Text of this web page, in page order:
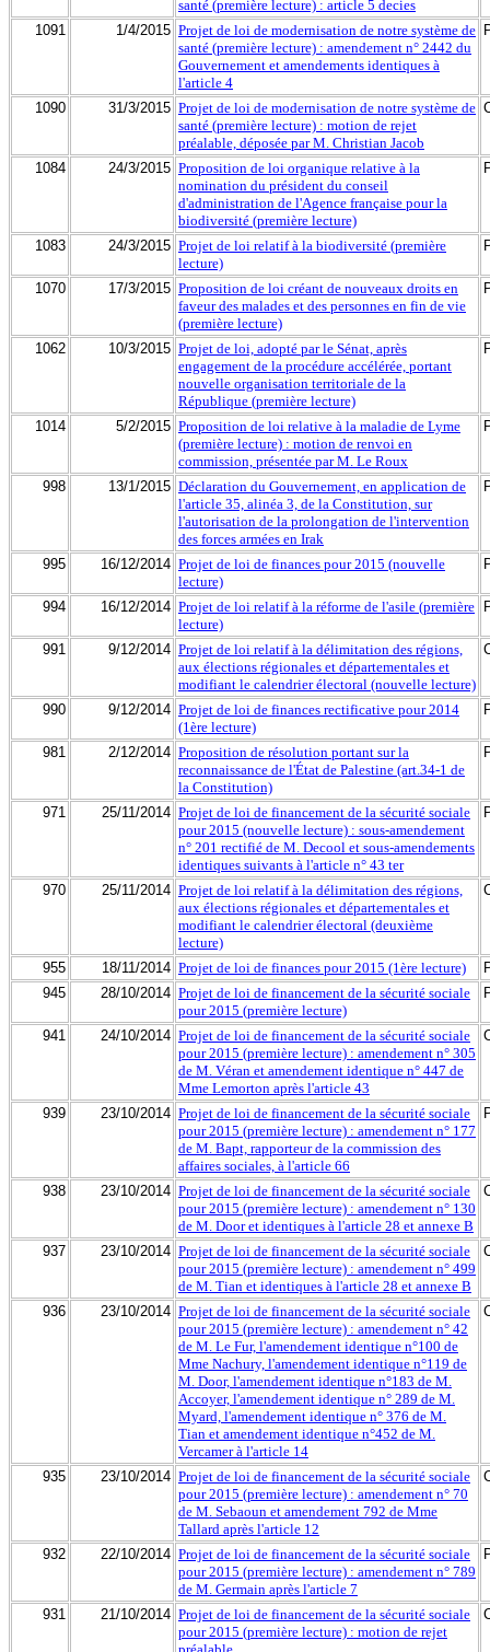
santé (première lecture) : article 5 decies
1091 1/4/2015 Projet de loi de modernisation de notre système de
santé (première lecture) : amendement n° 2442 du
Gouvernement et amendements identiques à
l'article 4
1090 31/3/2015 Projet de loi de modernisation de notre système de
santé (première lecture) : motion de rejet
préalable, déposée par M. Christian Jacob
1084 24/3/2015 Proposition de loi organique relative à la
nomination du président du conseil
d'administration de l'Agence française pour la
biodiversité (première lecture)
1083 24/3/2015 Projet de loi relatif à la biodiversité (première
lecture)
1070 17/3/2015 Proposition de loi créant de nouveaux droits en
faveur des malades et des personnes en fin de vie
(première lecture)
1062 10/3/2015 Projet de loi, adopté par le Sénat, après
engagement de la procédure accélérée, portant
nouvelle organisation territoriale de la
République (première lecture)
1014 5/2/2015 Proposition de loi relative à la maladie de Lyme
(première lecture) : motion de renvoi en
commission, présentée par M. Le Roux
998 13/1/2015 Déclaration du Gouvernement, en application de
l'article 35, alinéa 3, de la Constitution, sur
l'autorisation de la prolongation de l'intervention
des forces armées en Irak
995 16/12/2014 Projet de loi de finances pour 2015 (nouvelle
lecture)
994 16/12/2014 Projet de loi relatif à la réforme de l'asile (première
lecture)
991 9/12/2014 Projet de loi relatif à la délimitation des régions,
aux élections régionales et départementales et
modifiant le calendrier électoral (nouvelle lecture)
990 9/12/2014 Projet de loi de finances rectificative pour 2014
(1ère lecture)
981 2/12/2014 Proposition de résolution portant sur la
reconnaissance de l'État de Palestine (art.34-1 de
la Constitution)
971 25/11/2014 Projet de loi de financement de la sécurité sociale
pour 2015 (nouvelle lecture) : sous-amendement
n° 201 rectifié de M. Decool et sous-amendements
identiques suivants à l'article n° 43 ter
970 25/11/2014 Projet de loi relatif à la délimitation des régions,
aux élections régionales et départementales et
modifiant le calendrier électoral (deuxième
lecture)
955 18/11/2014 Projet de loi de finances pour 2015 (1ère lecture)
945
28/10/2014 Projet de loi de financement de la sécurité sociale
pour 2015 (première lecture)
941 24/10/2014 Projet de loi de financement de la sécurité sociale
pour 2015 (première lecture) : amendement n° 305
de M. Véran et amendement identique n° 447 de
Mme Lemorton après l'article 43
939 23/10/2014 Projet de loi de financement de la sécurité sociale
pour 2015 (première lecture) : amendement n° 177
de M. Bapt, rapporteur de la commission des
affaires sociales, à l'article 66
938 23/10/2014 Projet de loi de financement de la sécurité sociale
pour 2015 (première lecture) : amendement n° 130
de M. Door et identiques à l'article 28 et annexe B
937 23/10/2014 Projet de loi de financement de la sécurité sociale
pour 2015 (première lecture) : amendement n° 499
de M. Tian et identiques à l'article 28 et annexe B
936 23/10/2014 Projet de loi de financement de la sécurité sociale
pour 2015 (première lecture) : amendement n° 42
de M. Le Fur, l'amendement identique n°100 de
Mme Nachury, l'amendement identique n°119 de
M. Door, l'amendement identique n°183 de M.
Accoyer, l'amendement identique n° 289 de M.
Myard, l'amendement identique n° 376 de M.
Tian et amendement identique n°452 de M.
Vercamer à l'article 14
935 23/10/2014 Projet de loi de financement de la sécurité sociale
pour 2015 (première lecture) : amendement n° 70
de M. Sebaoun et amendement 792 de Mme
Tallard après l'article 12
932 22/10/2014 Projet de loi de financement de la sécurité sociale
pour 2015 (première lecture) : amendement n° 789
de M. Germain après l'article 7
931 21/10/2014 Projet de loi de financement de la sécurité sociale
pour 2015 (première lecture) : motion de rejet